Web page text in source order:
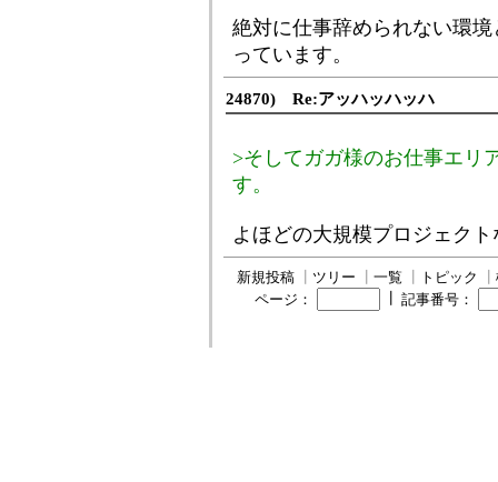
絶対に仕事辞められない環
っています。
24870) Re:アッハッハッハ
>そしてガガ様のお仕事エリ
す。
よほどの大規模プロジェク
新規投稿 ツリー 一覧 トピック
ページ：
記事番号：